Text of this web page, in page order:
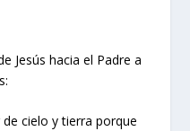
Jesús hacia el Padre a
cielo y tierra porque